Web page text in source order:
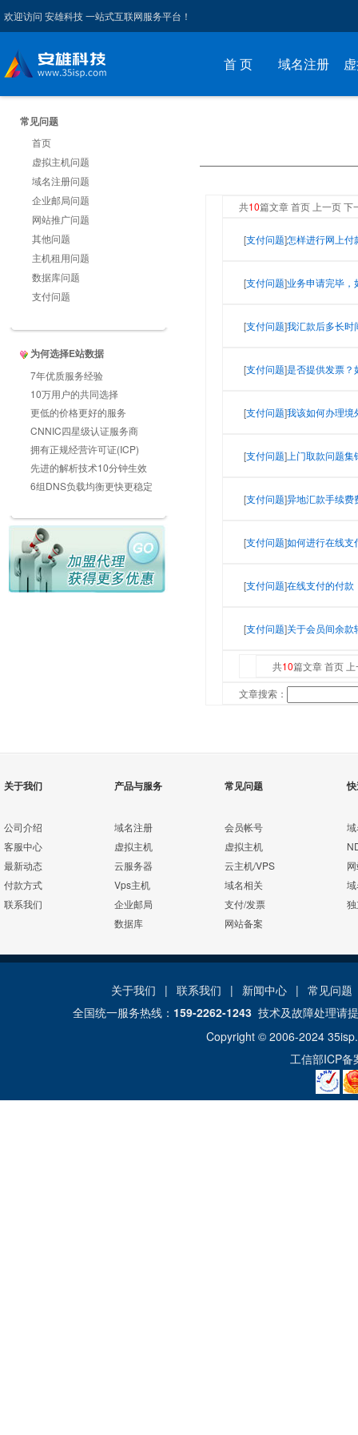
欢迎访问 安雄科技 一站式互联网服务平台！
首 页 域名注册
常见问题
首页
虚拟主机问题
域名注册问题
企业邮局问题
网站推广问题
其他问题
主机租用问题
数据库问题
支付问题
为何选择E站数据
7年优质服务经验
10万用户的共同选择
更低的价格更好的服务
CNNIC四星级认证服务商
拥有正规经营许可证(ICP)
先进的解析技术10分钟生效
6组DNS负载均衡更快更稳定
共10篇文章 首页 上一页 下
[支付问题]怎样进行网上付
[支付问题]业务申请完毕，
[支付问题]我汇款后多长时
[支付问题]是否提供发票？
[支付问题]我该如何办理境
[支付问题] 上门取款问题集
[支付问题]异地汇款手续费
[支付问题]如何进行在线支
[支付问题]在线支付的付款
[支付问题]关于会员间余款
共10篇文章 首页
文章搜索：
关于我们
公司介绍
客服中心
最新动态
付款方式
联系我们
产品与服务
域名注册
虚拟主机
云服务器
Vps主机
企业邮局
数据库
常见问题
会员帐号
虚拟主机
云主机/VPS
域名相关
支付/发票
网站备案
关于我们 | 联系我们 | 新闻中心 | 常见问题
全国统一服务热线： 159-2262-1243 技术及故障处理请
Copyright © 2006-2024
工信部ICP备